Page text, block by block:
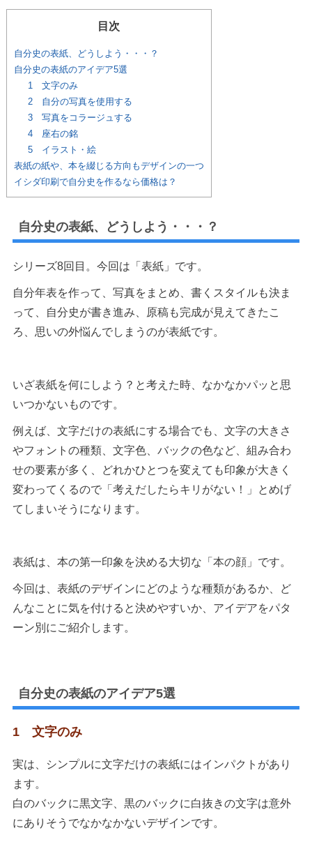
目次
自分史の表紙、どうしよう・・・？
自分史の表紙のアイデア5選
1 文字のみ
2 自分の写真を使用する
3 写真をコラージュする
4 座右の銘
5 イラスト・絵
表紙の紙や、本を綴じる方向もデザインの一つ
イシダ印刷で自分史を作るなら価格は？
自分史の表紙、どうしよう・・・？
シリーズ8回目。今回は「表紙」です。
自分年表を作って、写真をまとめ、書くスタイルも決ま
って、自分史が書き進み、原稿も完成が見えてきたこ
ろ、思いの外悩んでしまうのが表紙です。
いざ表紙を何にしよう？と考えた時、なかなかパッと思
いつかないものです。
例えば、文字だけの表紙にする場合でも、文字の大きさ
やフォントの種類、文字色、バックの色など、組み合わ
せの要素が多く、どれかひとつを変えても印象が大きく
変わってくるので「考えだしたらキリがない！」とめげ
てしまいそうになります。
表紙は、本の第一印象を決める大切な「本の顔」です。
今回は、表紙のデザインにどのような種類があるか、ど
んなことに気を付けると決めやすいか、アイデアをパタ
ーン別にご紹介します。
自分史の表紙のアイデア5選
1 文字のみ
実は、シンプルに文字だけの表紙にはインパクトがあり
ます。
白のバックに黒文字、黒のバックに白抜きの文字は意外
にありそうでなかなかないデザインです。